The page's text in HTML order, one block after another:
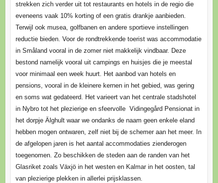
strekken zich verder uit tot restaurants en hotels in de regio die
eveneens vaak 10% korting of een gratis drankje aanbieden.
Terwijl ook musea, golfbanen en andere sportieve instellingen
reductie bieden. Voor de rondtrekkende toerist was accommodatie
in Småland vooral in de zomer niet makkelijk vindbaar. Deze
bestond namelijk vooral uit campings en huisjes die je meestal
voor minimaal een week huurt. Het aanbod van hotels en
pensions, vooral in de kleinere kernen in het gebied, was gering
en soms wat gedateerd. Het varieert van het centrale stadshotel
in Nybro tot het plezierige en sfeervolle Vidingegård Pensionat in
het dorpje Älghult waar we ondanks de naam geen enkele eland
hebben mogen ontwaren, zelf niet bij de schemer aan het meer. In
de afgelopen jaren is het aantal accommodaties zienderogen
toegenomen. Zo beschikken de steden aan de randen van het
Glasriket zoals Växjö in het westen en Kalmar in het oosten, tal
van plezierige plekken in allerlei prijsklassen.